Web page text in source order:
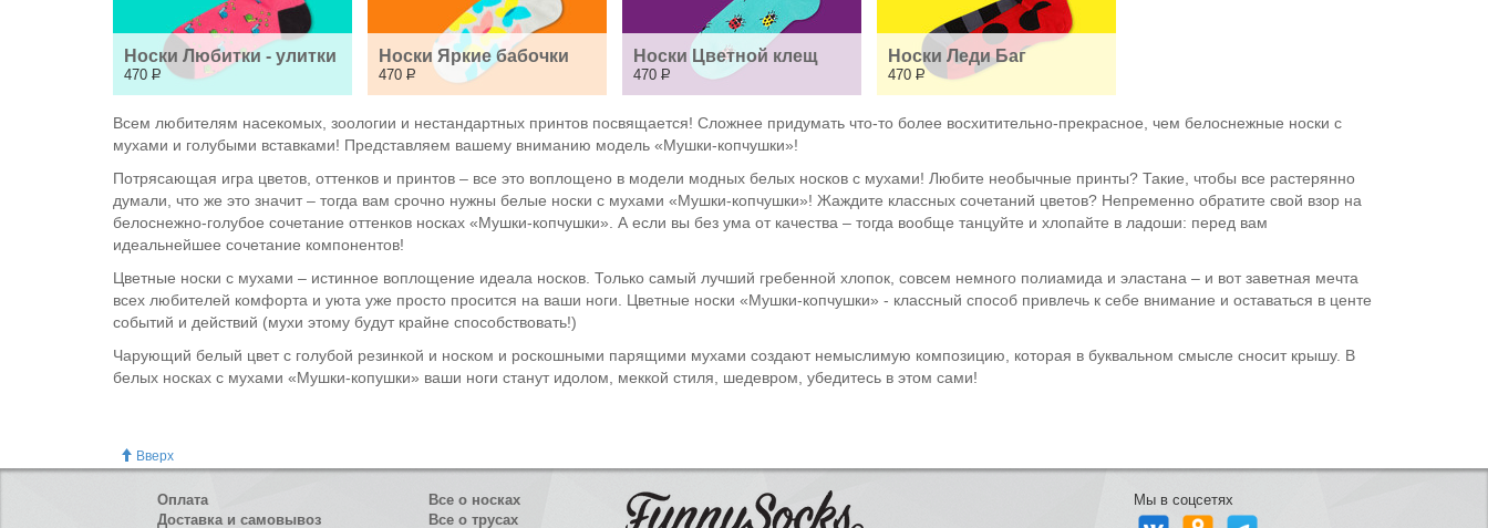
Носки Любитки - улитки
470 Р
Носки Яркие бабочки
470 Р
Носки Цветной клещ
470 Р
Носки Леди Баг
470 Р
Всем любителям насекомых, зоологии и нестандартных принтов посвящается! Сложнее придумать что-то более восхитительно-прекрасное, чем белоснежные носки с
мухами и голубыми вставками! Представляем вашему вниманию модель «Мушки-копчушки»!
Потрясающая игра цветов, оттенков и принтов – все это воплощено в модели модных белых носков с мухами! Любите необычные принты? Такие, чтобы все растерянно
думали, что же это значит – тогда вам срочно нужны белые носки с мухами «Мушки-копчушки»! Жаждите классных сочетаний цветов? Непременно обратите свой взор на
белоснежно-голубое сочетание оттенков носках «Мушки-копчушки». А если вы без ума от качества – тогда вообще танцуйте и хлопайте в ладоши: перед вам
идеальнейшее сочетание компонентов!
Цветные носки с мухами – истинное воплощение идеала носков. Только самый лучший гребенной хлопок, совсем немного полиамида и эластана – и вот заветная мечта
всех любителей комфорта и уюта уже просто просится на ваши ноги. Цветные носки «Мушки-копчушки» - классный способ привлечь к себе внимание и оставаться в центе
событий и действий (мухи этому будут крайне способствовать!)
Чарующий белый цвет с голубой резинкой и носком и роскошными парящими мухами создают немыслимую композицию, которая в буквальном смысле сносит крышу. В
белых носках с мухами «Мушки-копушки» ваши ноги станут идолом, меккой стиля, шедевром, убедитесь в этом сами!
Вверх
Оплата
Доставка и самовывоз
Все о носках
Все о трусах
Мы в соцсетях